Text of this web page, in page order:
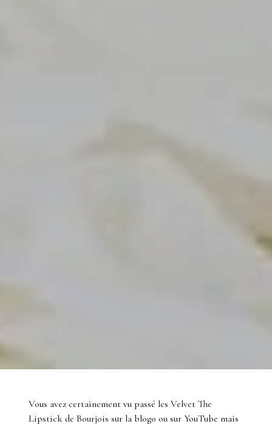
Vous avez certainement vu passé les Velvet The
Lipstick de Bourjois sur la blogo ou sur YouTube mais